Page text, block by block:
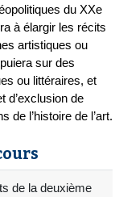
du XXe
à élargir les récits
artistiques ou
sur des
ou littéraires, et
d’exclusion de
de l’histoire de l’art.
de la deuxième